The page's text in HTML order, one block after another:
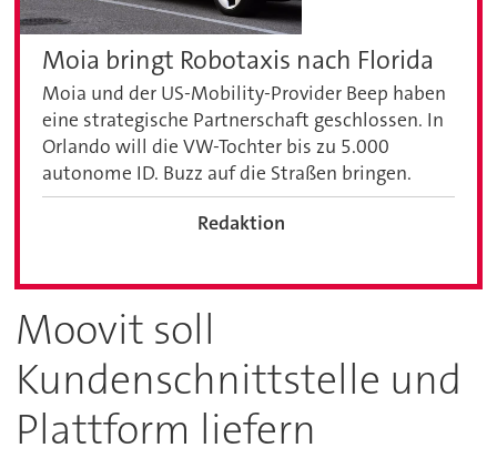
Moia bringt Robotaxis nach Florida
Moia und der US-Mobility-Provider Beep haben
eine strategische Partnerschaft geschlossen. In
Orlando will die VW-Tochter bis zu 5.000
autonome ID. Buzz auf die Straßen bringen.
Redaktion
Moovit soll
Kundenschnittstelle und
Plattform liefern